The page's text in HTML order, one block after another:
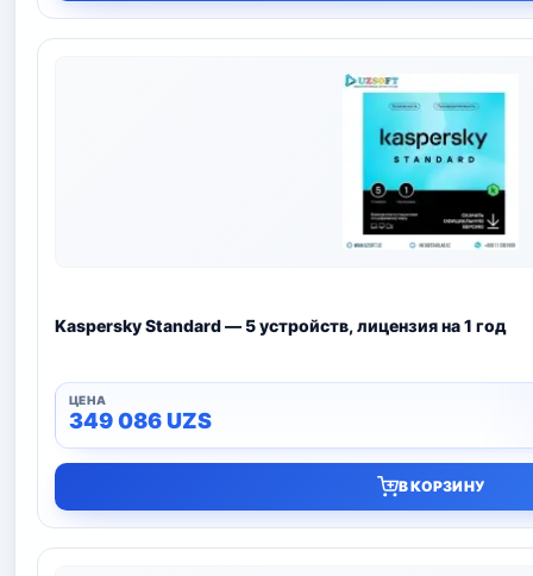
Kaspersky Standard — 5 устройств, лицензия на 1 год
349 086UZS
В КОРЗИНУ